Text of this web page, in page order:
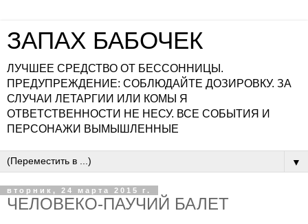
ЗАПАХ БАБОЧЕК
ЛУЧШЕЕ СРЕДСТВО ОТ БЕССОННИЦЫ.
ПРЕДУПРЕЖДЕНИЕ: СОБЛЮДАЙТЕ ДОЗИРОВКУ. ЗА
СЛУЧАИ ЛЕТАРГИИ ИЛИ КОМЫ Я
ОТВЕТСТВЕННОСТИ НЕ НЕСУ. ВСЕ СОБЫТИЯ И
ПЕРСОНАЖИ ВЫМЫШЛЕННЫЕ
▼
вторник, 24 марта 2015 г.
ЧЕЛОВЕКО-ПАУЧИЙ БАЛЕТ